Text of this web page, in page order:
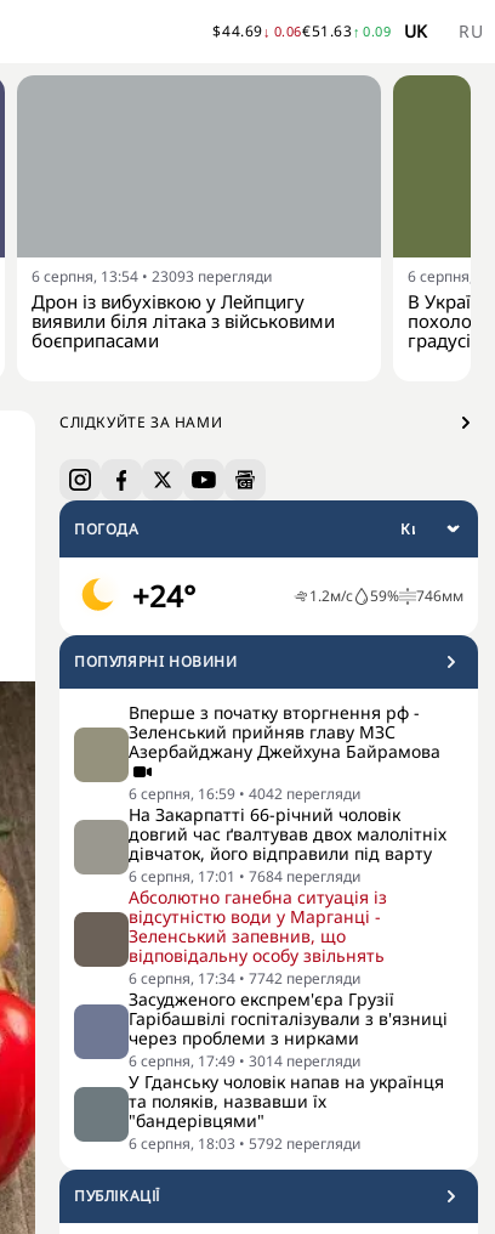
$44.69↓ 0.06€51.63↑ 0.09 UK RU
6 серпня, 13:54 • 23093 перегляди
Дрон із вибухівкою у Лейпцигу
виявили біля літака з військовими
боєприпасами
6 серпня,
В
градусів
СЛІДКУЙТЕ ЗА НАМИ
ПОГОДА
+24° 1.2м/с 59% 746мм
ПОПУЛЯРНI НОВИНИ
Вперше з початку вторгнення рф -
Зеленський прийняв главу МЗС
Азербайджану Джейхуна Байрамова
6 серпня, 16:59 • 4042 перегляди
На Закарпатті 66-річний чоловік
довгий час ґвалтував двох малолітніх
дівчаток, його відправили під варту
6 серпня, 17:01 • 7684 перегляди
Абсолютно ганебна ситуація із
відсутністю води у Марганці -
Зеленський запевнив, що
відповідальну особу звільнять
6 серпня, 17:34 • 7742 перегляди
Засудженого експрем'єра Грузії
Гарібашвілі госпіталізували з в'язниці
через проблеми з нирками
6 серпня, 17:49 • 3014 перегляди
У Гданську чоловік напав на українця
та поляків, назвавши їх
"бандерівцями"
6 серпня, 18:03 • 5792 перегляди
ПУБЛІКАЦІЇ